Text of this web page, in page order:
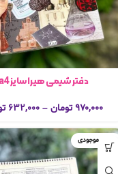
دفتر شیمی هیرا سایز a4
۹۷۰,۰۰۰ تومان – ۶۳۲,۰۰۰
اتمام موجودی